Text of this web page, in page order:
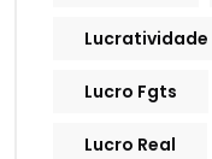
Lucratividade
Lucro Fgts
Lucro Real